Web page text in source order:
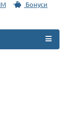
Бонуси